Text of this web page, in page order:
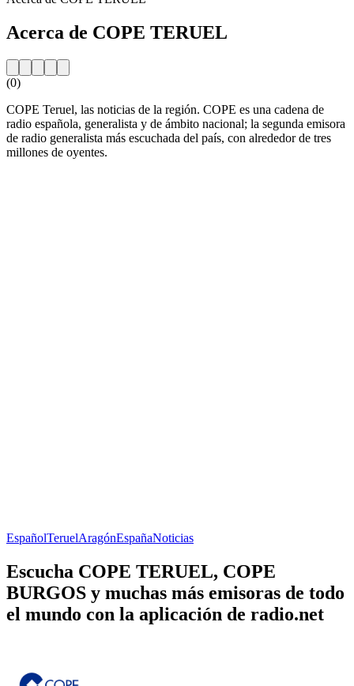
Acerca de COPE TERUEL
(0)
COPE Teruel, las noticias de la región. COPE es una cadena de
radio española, generalista y de ámbito nacional; la segunda emisora
de radio generalista más escuchada del país, con alrededor de tres
millones de oyentes.
EspañolTeruelAragónEspañaNoticias
Escucha COPE TERUEL, COPE
BURGOS y muchas más emisoras de todo
el mundo con la aplicación de radio.net